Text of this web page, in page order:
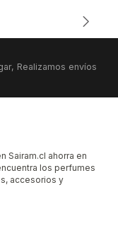
Realizamos envíos
Sairam.cl ahorra en
los perfumes
accesorios y